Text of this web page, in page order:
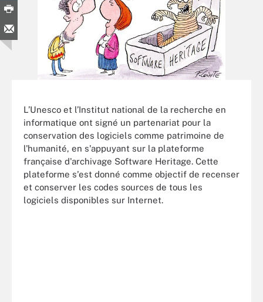
L’Unesco et l’Institut national de la recherche en
informatique ont signé un partenariat pour la
conservation des logiciels comme patrimoine de
l'humanité, en s'appuyant sur la plateforme
française d'archivage Software Heritage. Cette
plateforme s'est donné comme objectif de recenser
et conserver les codes sources de tous les
logiciels disponibles sur Internet.